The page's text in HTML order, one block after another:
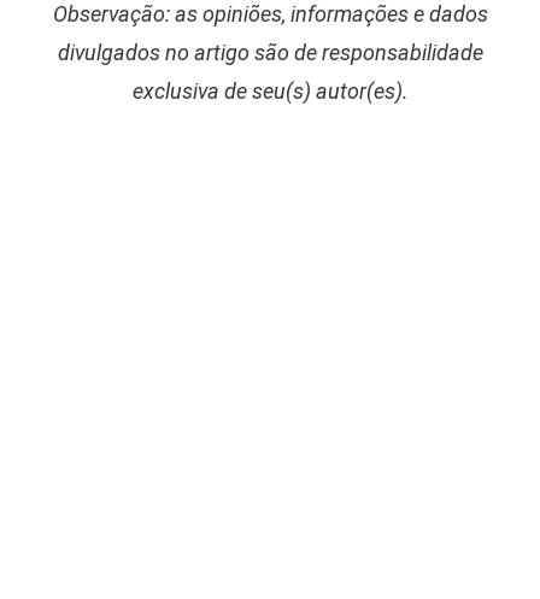
Observação: as opiniões, informações e dados
divulgados no artigo são de responsabilidade
exclusiva de seu(s) autor(es).